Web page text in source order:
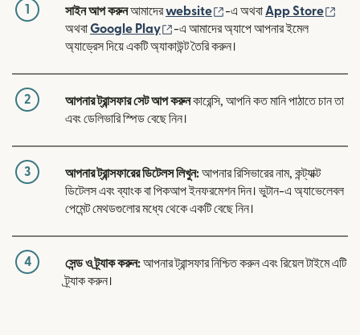
1 সাইন আপ করুনআমাদেরwebsite (নতুন উইন্ডোতে খুলবে)
-এ অথবা App Store
অথবাGoogle Play (নতুন উইন্ডোতে খুলবে)
-এ আমাদের অ্যাপে আপনার ইমেল
অ্যাড্রেস দিয়ে একটি অ্যাকাউন্ট তৈরি করুন।
2 আপনার ট্রান্সফার সেট আপ করুনকারেন্সি, আপনি কত মানি পাঠাতে চান তা
এবং ডেলিভারি স্পিড বেছে নিন।
3 আপনার ট্রান্সফারের ডিটেলস লিখুন:আপনার রিসিভারের নাম, কন্ট্যাক্ট
ডিটেলস এবং ব্যাংক বা পিকআপ ইনফরমেশন দিন। ভুটান-এ অ্যাভেলেবল
পেমেন্ট মেথডগুলোর মধ্যে থেকে একটি বেছে নিন।
4 সেন্ড ও ট্র্যাক করুন:আপনার ট্রান্সফার নিশ্চিত করুন এবং রিয়েল টাইমে এটি
ট্র্যাক করুন।